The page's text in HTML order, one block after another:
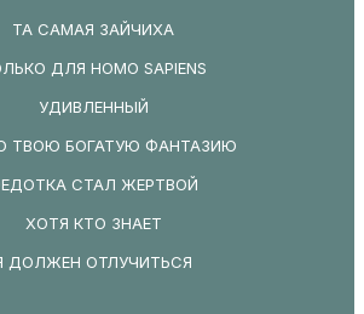
ТА САМАЯ ЗАЙЧИХА
ДЛЯ HOMO SAPIENS
УДИВЛЕННЫЙ
ТВОЮ БОГАТУЮ ФАНТАЗИЮ
СТАЛ ЖЕРТВОЙ
ХОТЯ КТО ЗНАЕТ
ДОЛЖЕН ОТЛУЧИТЬСЯ